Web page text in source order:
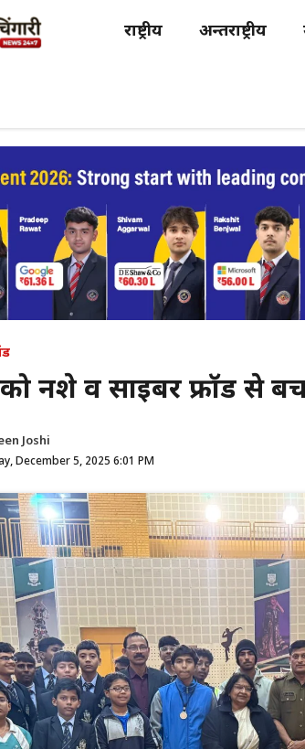
राष्ट्रीय अन्तर्राष्ट्रीय
नशे व साइबर फ्रॉड से
Joshi
December 5, 2025 6:01 PM